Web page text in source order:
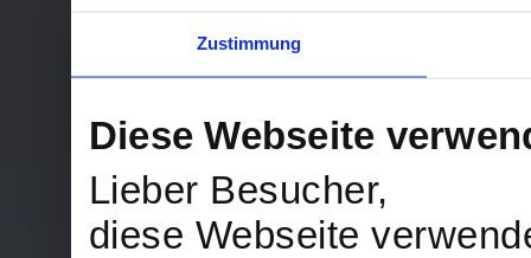
Zustimmung
Diese Webseite
Lieber Besucher,
diese Webseite